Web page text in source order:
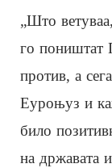
„Што
го поништат
против, а
Еуроњуз и
било
на државата